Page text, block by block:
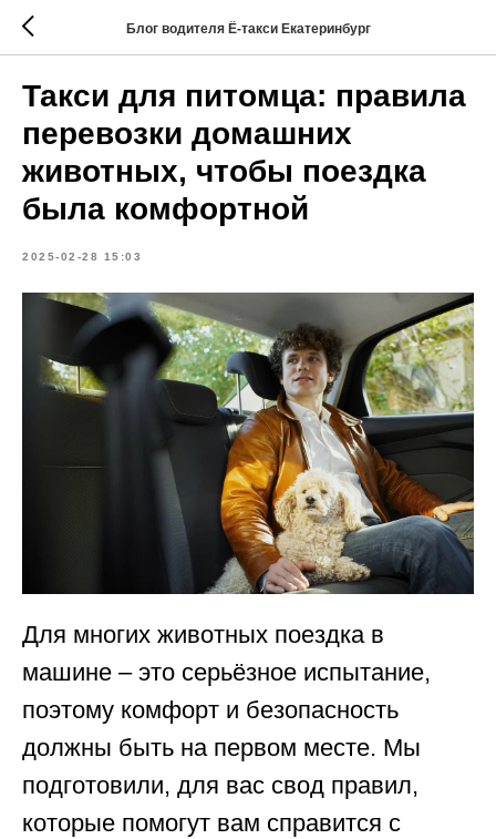
Блог водителя Ё-такси Екатеринбург
Такси для питомца: правила
перевозки домашних
животных, чтобы поездка
была комфортной
2025-02-28 15:03
Для многих животных поездка в
машине – это серьёзное испытание,
поэтому комфорт и безопасность
должны быть на первом месте. Мы
подготовили, для вас свод правил,
которые помогут вам справится с